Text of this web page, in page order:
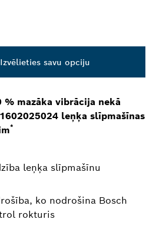
% mazāka vibrācija nekā
leņķa slīpmašīnas
*
leņķa slīpmašīnu
ko nodrošina Bosch
rokturis
Izvēlieties savu opciju